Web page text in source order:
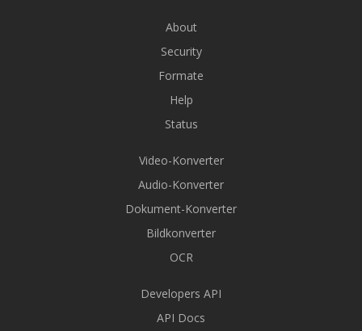
About
Security
Formate
Help
Status
Video-Konverter
Audio-Konverter
Dokument-Konverter
Bildkonverter
OCR
Developers API
API Docs